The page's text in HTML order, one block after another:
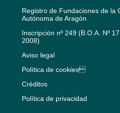
Registro de Fundaciones de la
Autónoma de Aragón
Inscripción nº 249 (B.O.A. Nº
2008)
Aviso legal
Política de cookies
Créditos
Política de privacidad